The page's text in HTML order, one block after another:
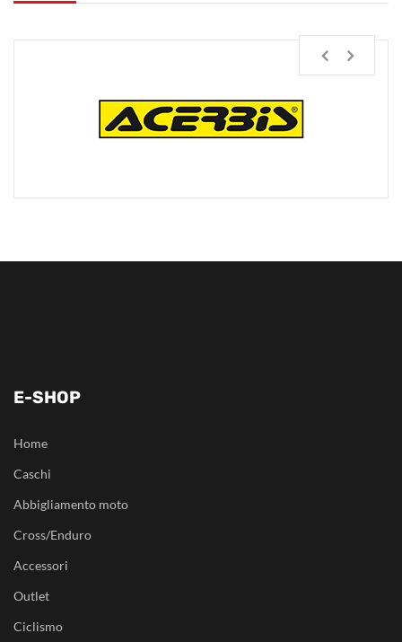
E-SHOP
Home
Caschi
Abbigliamento moto
Cross/Enduro
Accessori
Outlet
Ciclismo